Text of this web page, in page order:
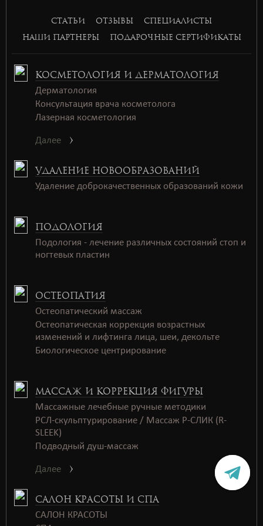
СТАТЬИ ОТЗЫВЫ
СПЕЦИАЛИСТЫ
НАШИ ПАРТНЕРЫ
ПОДАРОЧНЫЕ СЕРТИФИКАТЫ
КОСМЕТОЛОГИЯ И ДЕРМАТОЛОГИЯ
Дерматология
Консультация врача косметолога
Лазерная косметология
Далее
САЛОН КРАСОТЫ И СПА
САЛОН КРАСОТЫ
УДАЛЕНИЕ НОВООБРАЗОВАНИЙ
Удаление доброкачественных образований кожи
ПОДОЛОГИЯ
Подология - лечение различных состояний стоп и
ногтевых пластин
ОСТЕОПАТИЯ
Остеопатический массаж
Остеопатическая коррекция возрастных
изменений и лифтинга лица, шеи, декольте
Биологическое центрирование
МАССАЖ И КОРРЕКЦИЯ ФИГУРЫ
Массажные лечебные ручные методики
РСЛ-скульптурирование / Массаж Р-СЛИК (R-
SLEEK)
Подводный душ-массаж
Далее